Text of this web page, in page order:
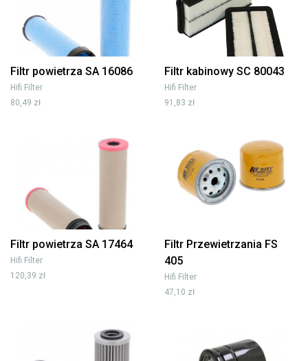
Filtr powietrza SA 16086
Hifi Filter
80,49 zł
Filtr kabinowy SC 80043
Hifi Filter
91,83 zł
Filtr powietrza SA 17464
Hifi Filter
120,39 zł
Filtr Przewietrzania FS
405
Hifi Filter
47,10 zł